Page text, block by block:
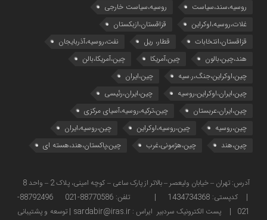
روسیه،سند،سیاست
روسیه،سیاست خارجی
غلات،روسیه،اوکراین
قزاقستان،ازبکستان
قزاقستان،انتخابات
قطار، ریل
نفت،روسیه،آذربایجان
هند،چین،بالون
چین،آمریکا
چین،آمریکا،بالن
چین،اوکراین،جنگ،ر.سیه
چین،ایران
چین،ایران،اوکراین،روسیه
چین،ایران،رئیسی
چین،ایران،عربستان
چین،ترکیه،روسیه،آسیای مرکزی
چین،روسیه
چین،روسیه،اوکراین
چین،روسیه،ایران
چین،هند
چین،هژمونی،غرب چین،پاکستان،هند،هسته ای
| کدپستی: 1434734368 | تلفن: 88770586-021 88792496-
021 | پست الکترونیک سردبیر ایراس : sardabir@iras.ir |
توسعه و پشتیبانی